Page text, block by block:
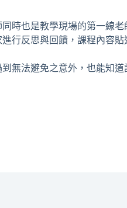
時也是教學現場的第一線
行反思與回饋，課程內容貼
無法避免之意外，也能知